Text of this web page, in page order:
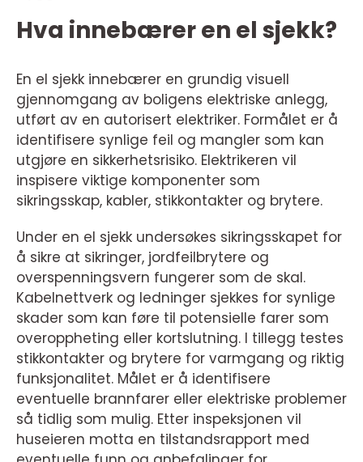
Hva innebærer en el sjekk?
En el sjekk innebærer en grundig visuell
gjennomgang av boligens elektriske anlegg,
utført av en autorisert elektriker. Formålet er å
identifisere synlige feil og mangler som kan
utgjøre en sikkerhetsrisiko. Elektrikeren vil
inspisere viktige komponenter som
sikringsskap, kabler, stikkontakter og brytere.
Under en el sjekk undersøkes sikringsskapet for
å sikre at sikringer, jordfeilbrytere og
overspenningsvern fungerer som de skal.
Kabelnettverk og ledninger sjekkes for synlige
skader som kan føre til potensielle farer som
overoppheting eller kortslutning. I tillegg testes
stikkontakter og brytere for varmgang og riktig
funksjonalitet. Målet er å identifisere
eventuelle brannfarer eller elektriske problemer
så tidlig som mulig. Etter inspeksjonen vil
huseieren motta en tilstandsrapport med